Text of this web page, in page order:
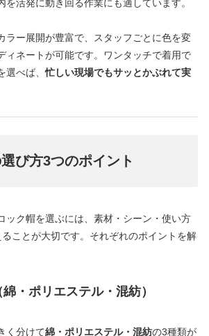
を活発に動き回る作業にも適しています。
ラー展開が豊富で、スタッフごとに色を変
ィネートが可能です。ワンタッチで着用で
選べば、忙しい現場でもサッとかぶれて実
び方3つのポイント
ック帽を選ぶには、素材・シーン・使い方
ことが大切です。それぞれのポイントを解
・ポリエステル・混紡）
く分けて綿・ポリエステル・混紡の3種類が